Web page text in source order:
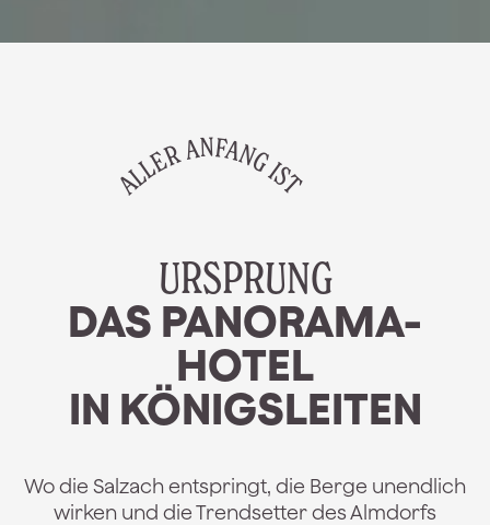
ALLER ANFANG IST
URSPRUNG
DAS PANORAMA-
HOTEL
IN KÖNIGSLEITEN
Wo die Salzach entspringt, die Berge unendlich
wirken und die Trendsetter des Almdorfs